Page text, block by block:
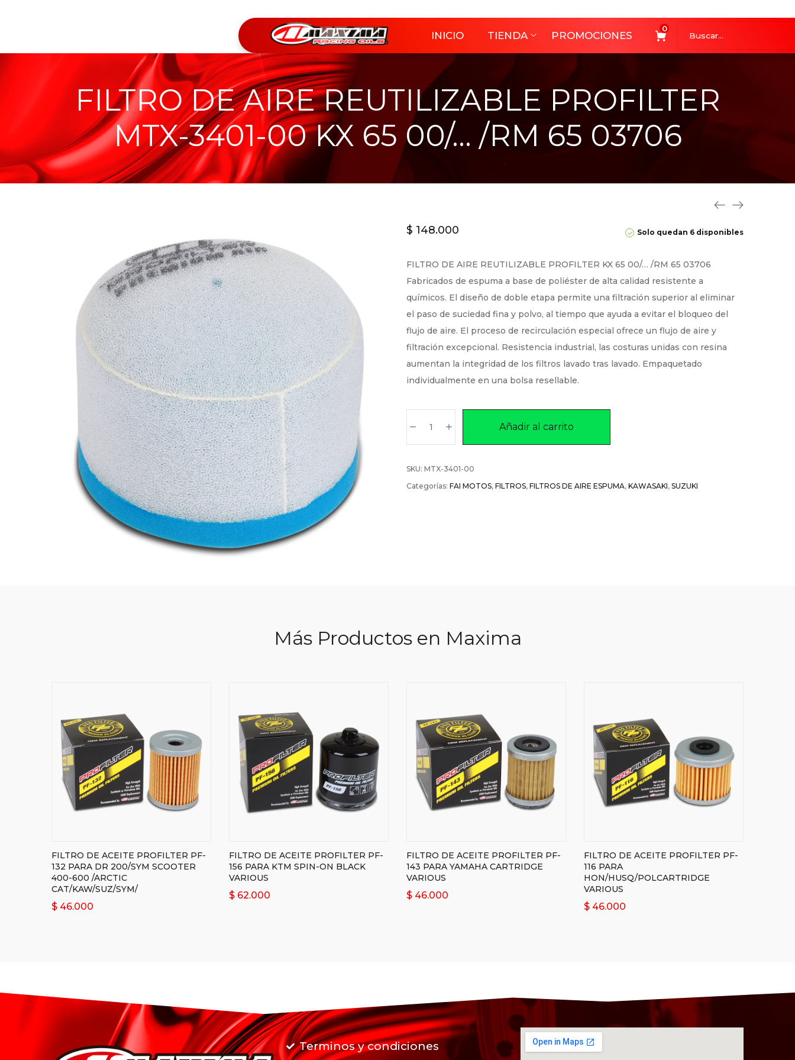
INICIO TIENDA PROMOCIONES
0
FILTRO DE AIRE REUTILIZABLE PROFILTER
MTX-3401-00 KX 65 00/… /RM 65 03706
Solo quedan 6 disponibles
$ 148.000
FILTRO DE AIRE REUTILIZABLE PROFILTER KX 65 00/… /RM 65 03706
Fabricados de espuma a base de poliéster de alta calidad resistente a
químicos. El diseño de doble etapa permite una filtración superior al eliminar
el paso de suciedad fina y polvo, al tiempo que ayuda a evitar el bloqueo del
flujo de aire. El proceso de recirculación especial ofrece un flujo de aire y
filtración excepcional. Resistencia industrial, las costuras unidas con resina
aumentan la integridad de los filtros lavado tras lavado. Empaquetado
individualmente en una bolsa resellable.
Añadir al carrito
SKU: MTX-3401-00
Categorías: FAI MOTOS, FILTROS, FILTROS DE AIRE ESPUMA, KAWASAKI, SUZUKI
Más Productos en Maxima
FILTRO DE ACEITE PROFILTER PF-
132 PARA DR 200/SYM SCOOTER
400-600 /ARCTIC
CAT/KAW/SUZ/SYM/
$ 46.000
FILTRO DE ACEITE PROFILTER PF-
156 PARA KTM SPIN-ON BLACK
VARIOUS
$ 62.000
FILTRO DE ACEITE PROFILTER PF-
143 PARA YAMAHA CARTRIDGE
VARIOUS
$ 46.000
FILTRO DE ACEITE PROFILTER PF-
116 PARA
HON/HUSQ/POLCARTRIDGE
VARIOUS
$ 46.000
Terminos y condiciones